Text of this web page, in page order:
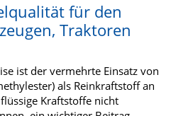
für den
Traktoren
ist der vermehrte Einsatz von
als Reinkraftstoff an
Kraftstoffe nicht